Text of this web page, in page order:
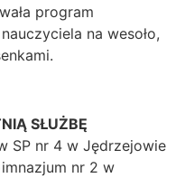
program
na wesoło,
SŁUŻBĘ
SP nr 4 w Jędrzejowie
nr 2 w